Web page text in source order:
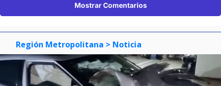
Mostrar Comentarios
Región Metropolitana > Noticia